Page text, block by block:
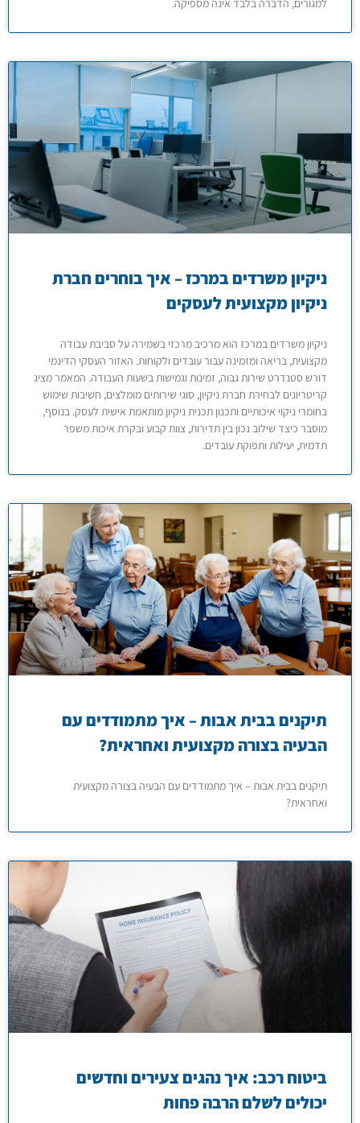
למגורים, הדברה בלבד אינה מספיקה.
ניקיון משרדים במרכז – איך בוחרים חברת
ניקיון מקצועית לעסקים
ניקיון משרדים במרכז הוא מרכיב מרכזי בשמירה על סביבת עבודה
מקצועית, בריאה ומזמינה עבור עובדים ולקוחות. האזור העסקי הדינמי
דורש סטנדרט שירות גבוה, זמינות וגמישות בשעות העבודה. המאמר מציג
קריטריונים לבחירת חברת ניקיון, סוגי שירותים מומלצים, חשיבות שימוש
בחומרי ניקוי איכותיים ותכנון תכנית ניקיון מותאמת אישית לעסק. בנוסף,
מוסבר כיצד שילוב נכון בין תדירות, צוות קבוע ובקרת איכות משפר
תדמית, יעילות ותפוקת עובדים.
תיקנים בבית אבות – איך מתמודדים עם
הבעיה בצורה מקצועית ואחראית?
תיקנים בבית אבות – איך מתמודדים עם הבעיה בצורה מקצועית
ואחראית?
ביטוח רכב: איך נהגים צעירים וחדשים
יכולים לשלם הרבה פחות